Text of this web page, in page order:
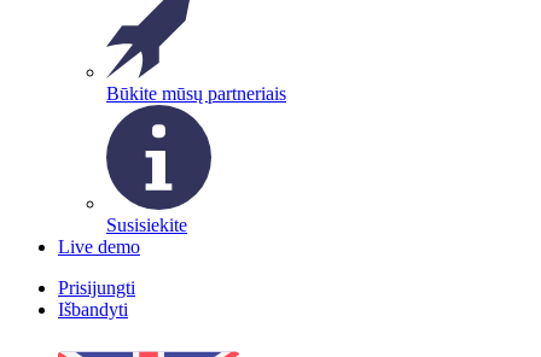
Būkite mūsų partneriais
Susisiekite
Live demo
Prisijungti
Išbandyti